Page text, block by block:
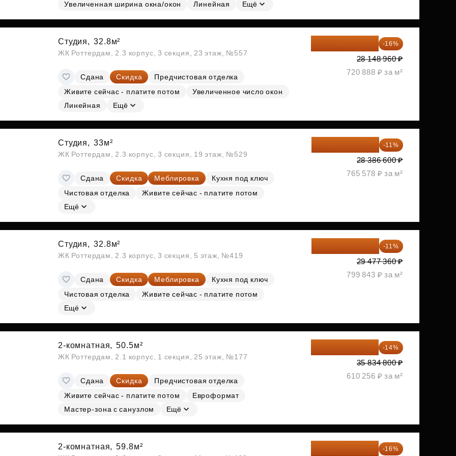
СубсидииУвеличенная ширина окна/окон
Линейная Ещё
Студия, 32.8м²
ЖК Роттердам, 2.3 корпус, 3 секция, 23 этаж, №557
Сдана Скидка
Предчистовая отделка
Живите сейчас - платите потом
Увеличенное число окон
Линейная
Ещё
-16%
28 148 960 ₽
720 888 ₽ за м²
Студия, 33м²
ЖК Роттердам, 2.3 корпус, 3 секция, 19 этаж, №529
Сдана Скидка Меблировка
Кухня под ключ
Чистовая отделка
Живите сейчас - платите потом
Ещё
-11%
28 386 600 ₽
765 578 ₽ за м²
Студия, 32.8м²
ЖК Роттердам, 2.3 корпус, 3 секция, 5 этаж, №419
Сдана Скидка Меблировка
Кухня под ключ
Чистовая отделка
Живите сейчас - платите потом
Ещё
-11%
29 477 360 ₽
799 843 ₽ за м²
2-комнатная, 50.5м²
ЖК Роттердам, 2.1 корпус, 1 секция, 25 этаж, №177
Сдана Скидка
Предчистовая отделка
Живите сейчас - платите потом
Евроформат
Мастер-зона с санузлом
Ещё
-14%
35 834 800 ₽
610 256 ₽ за м²
2-комнатная, 59.8м² -16%